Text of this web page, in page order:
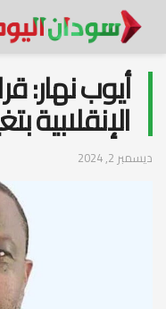
أيوب نهار:
الإنقلابية
ديسمبر 2, 2024